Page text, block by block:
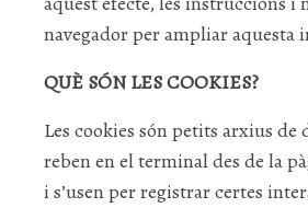
navegador per ampliar aquesta
QUÈ SÓN LES COOKIES?
Les cookies són petits arxius de
reben en el terminal des de la
i s’usen per registrar certes